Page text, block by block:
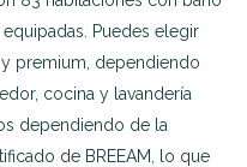
Puedes elegir
premium, dependiendo
cocina y lavandería
dependiendo de la
de BREEAM, lo que